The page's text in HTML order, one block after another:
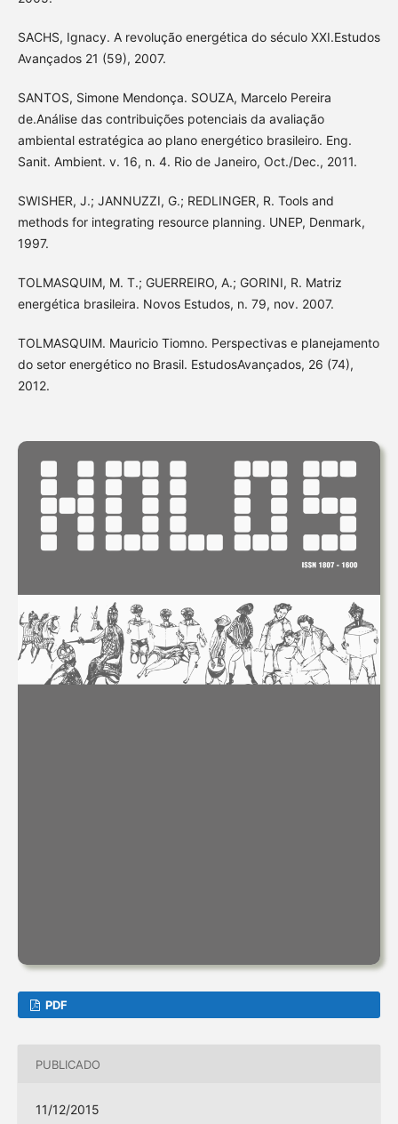
SACHS, Ignacy. A revolução energética do século XXI.Estudos
Avançados 21 (59), 2007.
SANTOS, Simone Mendonça. SOUZA, Marcelo Pereira
de.Análise das contribuições potenciais da avaliação
ambiental estratégica ao plano energético brasileiro. Eng.
Sanit. Ambient. v. 16, n. 4. Rio de Janeiro, Oct./Dec., 2011.
SWISHER, J.; JANNUZZI, G.; REDLINGER, R. Tools and
methods for integrating resource planning. UNEP, Denmark,
1997.
TOLMASQUIM, M. T.; GUERREIRO, A.; GORINI, R. Matriz
energética brasileira. Novos Estudos, n. 79, nov. 2007.
TOLMASQUIM. Mauricio Tiomno. Perspectivas e planejamento
do setor energético no Brasil. EstudosAvançados, 26 (74),
2012.
PDF
PUBLICADO
11/12/2015